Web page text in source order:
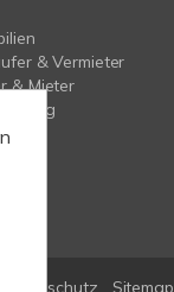
& Vermieter
& Mieter
Datenschutz Sitemap